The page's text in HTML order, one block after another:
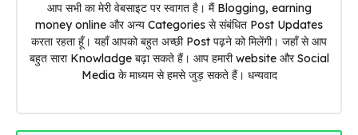
आप सभी का मेरी वेबसाइट पर स्वागत है। मैं Blogging, earning
money online और अन्य Categories से संबंधित Post Updates
करता रहता हूँ। यहाँ आपको बहुत अच्छी Post पढ़ने को मिलेंगी। जहाँ से आप
बहुत सारा Knowladge बढ़ा सकते हैं। आप हमारी website और Social
Media के माध्यम से हमसे जुड़ सकते हैं। धन्यवाद